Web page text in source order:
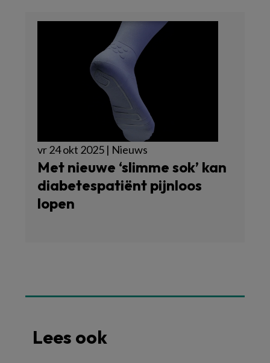
vr 24 okt 2025 | Nieuws
Met nieuwe ‘slimme sok’ kan
diabetespatiënt pijnloos
lopen
Lees ook